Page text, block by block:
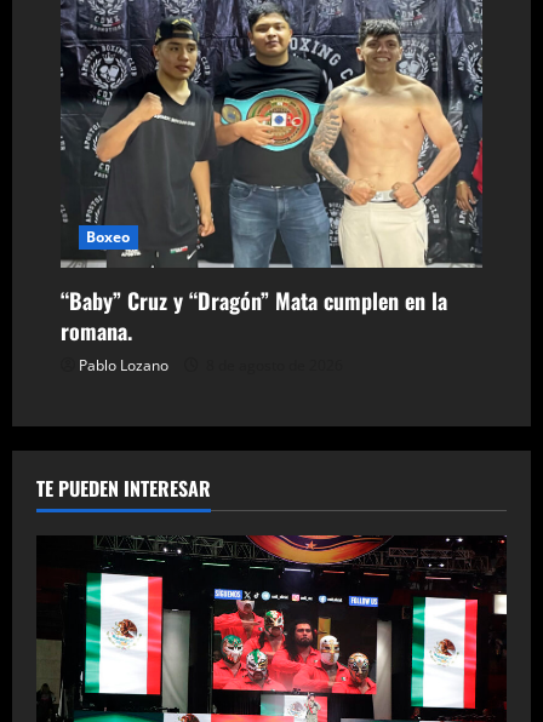
Boxeo
“Baby” Cruz y “Dragón” Mata cumplen en la
romana.
Pablo Lozano
TE PUEDEN INTERESAR